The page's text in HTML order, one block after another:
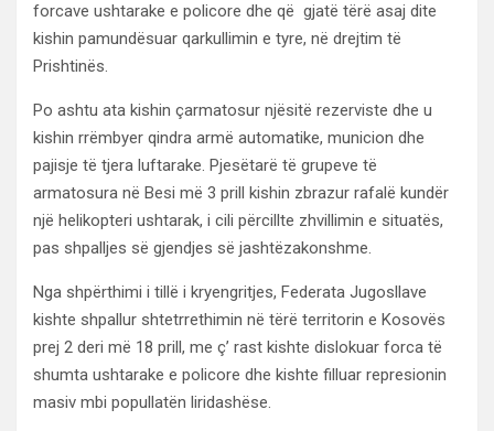
forcave ushtarake e policore dhe që gjatë tërë asaj dite
kishin pamundësuar qarkullimin e tyre, në drejtim të
Prishtinës.
Po ashtu ata kishin çarmatosur njësitë rezerviste dhe u
kishin rrëmbyer qindra armë automatike, municion dhe
pajisje të tjera luftarake. Pjesëtarë të grupeve të
armatosura në Besi më 3 prill kishin zbrazur rafalë kundër
një helikopteri ushtarak, i cili përcillte zhvillimin e situatës,
pas shpalljes së gjendjes së jashtëzakonshme.
Nga shpërthimi i tillë i kryengritjes, Federata Jugosllave
kishte shpallur shtetrrethimin në tërë territorin e Kosovës
prej 2 deri më 18 prill, me ç’ rast kishte dislokuar forca të
shumta ushtarake e policore dhe kishte filluar represionin
masiv mbi popullatën liridashëse.